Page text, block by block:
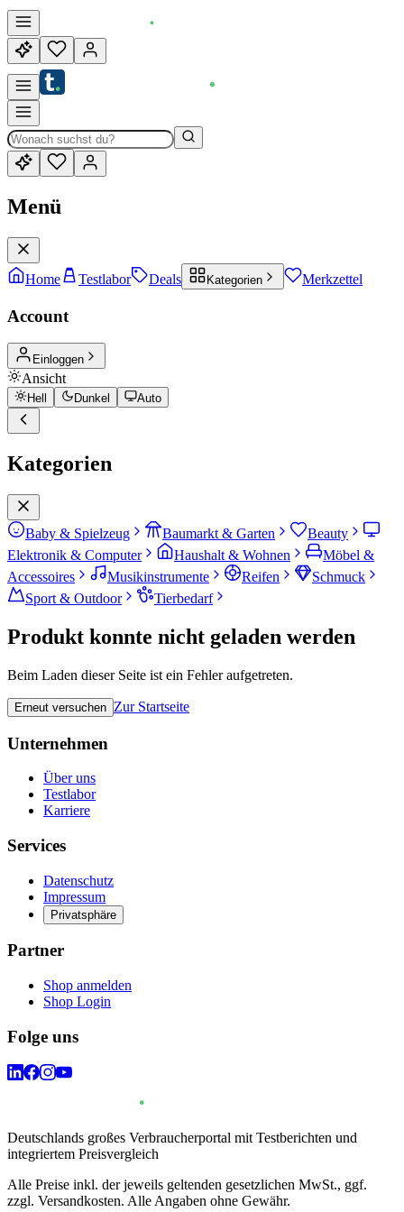
Menü
Home Testlabor Deals Kategorien Merkzettel
Account
Einloggen
Ansicht
Hell Dunkel Auto
Kategorien
Baby & Spielzeug Baumarkt & Garten
Beauty
Elektronik & Computer
Haushalt & Wohnen
Möbel &
Accessoires
Musikinstrumente Reifen
Schmuck
Sport & Outdoor
Tierbedarf
Produkt konnte nicht geladen werden
Beim Laden dieser Seite ist ein Fehler aufgetreten.
Erneut versuchen Zur Startseite
Unternehmen
Über uns
Testlabor
Karriere
Services
Datenschutz
Impressum
Privatsphäre
Partner
Shop anmelden
Shop Login
Folge uns
Deutschlands großes Verbraucherportal mit Testberichten und
integriertem Preisvergleich
Alle Preise inkl. der jeweils geltenden gesetzlichen MwSt., ggf.
zzgl. Versandkosten. Alle Angaben ohne Gewähr.